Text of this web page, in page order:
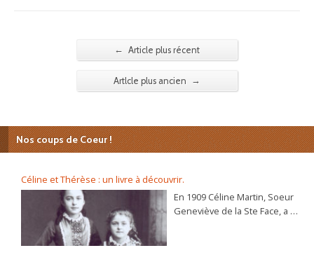
← Article plus récent
Artlcle plus ancien →
Nos coups de Coeur !
Céline et Thérèse : un livre à découvrir.
En 1909 Céline Martin, Soeur
Geneviève de la Ste Face, a 40